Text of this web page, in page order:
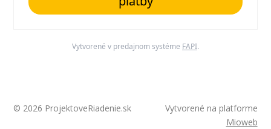
Vytvorené v predajnom systéme FAPI.
© 2026 ProjektoveRiadenie.sk
Vytvorené na platforme
Mioweb